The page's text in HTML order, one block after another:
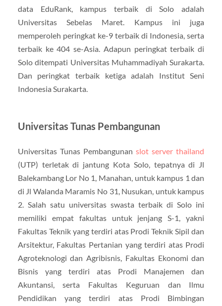
data EduRank, kampus terbaik di Solo adalah
Universitas Sebelas Maret. Kampus ini juga
memperoleh peringkat ke-9 terbaik di Indonesia, serta
terbaik ke 404 se-Asia. Adapun peringkat terbaik di
Solo ditempati Universitas Muhammadiyah Surakarta.
Dan peringkat terbaik ketiga adalah Institut Seni
Indonesia Surakarta.
Universitas Tunas Pembangunan
Universitas Tunas Pembangunanslot server thailand
(UTP) terletak di jantung Kota Solo, tepatnya di Jl
Balekambang Lor No 1, Manahan, untuk kampus 1 dan
di Jl Walanda Maramis No 31, Nusukan, untuk kampus
2. Salah satu universitas swasta terbaik di Solo ini
memiliki empat fakultas untuk jenjang S-1, yakni
Fakultas Teknik yang terdiri atas Prodi Teknik Sipil dan
Arsitektur, Fakultas Pertanian yang terdiri atas Prodi
Agroteknologi dan Agribisnis, Fakultas Ekonomi dan
Bisnis yang terdiri atas Prodi Manajemen dan
Akuntansi, serta Fakultas Keguruan dan Ilmu
Pendidikan yang terdiri atas Prodi Bimbingan